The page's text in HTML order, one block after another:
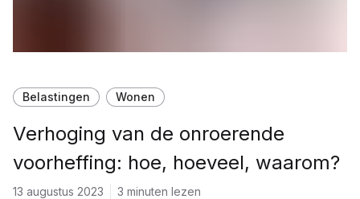
Belastingen Wonen
Verhoging van de onroerende
voorheffing: hoe, hoeveel, waarom?
13 augustus 2023 3 minuten lezen